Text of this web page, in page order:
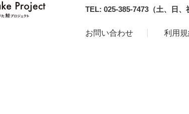
TEL: 025-385-7473（土、日、
お問い合わせ 利用